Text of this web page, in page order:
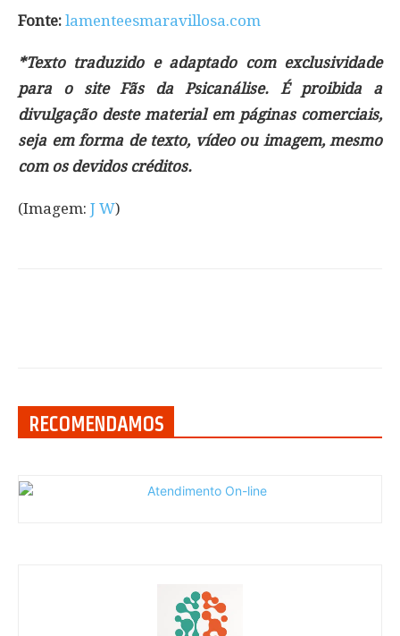
Fonte: lamenteesmaravillosa.com
*Texto traduzido e adaptado com exclusividade
para o site Fãs da Psicanálise. É proibida a
divulgação deste material em páginas comerciais,
seja em forma de texto, vídeo ou imagem, mesmo
com os devidos créditos.
(Imagem: J W)
RECOMENDAMOS